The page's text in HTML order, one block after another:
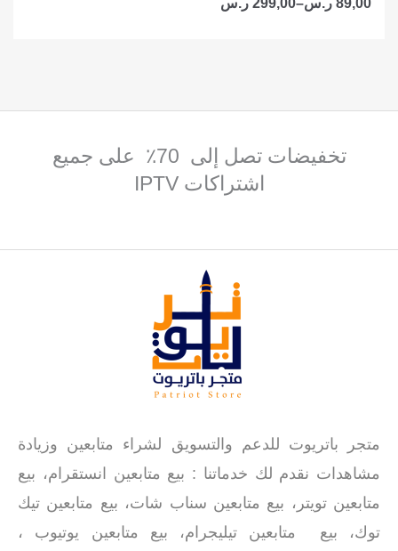
0
89,00 ر.س–
299,00 ر.س
تخفيضات تصل إلى 70٪ على جميع
اشتراكات IPTV
متجر باتريوت للدعم والتسويق لشراء متابعين وزيادة
مشاهدات نقدم لك خدماتنا : بيع متابعين انستقرام، بيع
متابعين تويتر، بيع متابعين سناب شات، بيع متابعين تيك
توك، بيع متابعين تيليجرام، بيع متابعين يوتيوب ،